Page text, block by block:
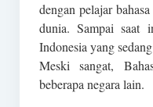
dengan pelajar
dunia. Sampai saat
Indonesia yang
Meski sangat,
beberapa negara lain.